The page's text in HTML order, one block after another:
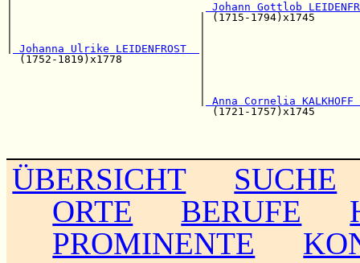
Johann Gottlob
|                             | (1715-
Johanna Ulrike LEIDENFROST
(1752-
Anna Cornelia
ÜBERSICHT
SUCHE
ORTE
BERUFE
PROMINENTE